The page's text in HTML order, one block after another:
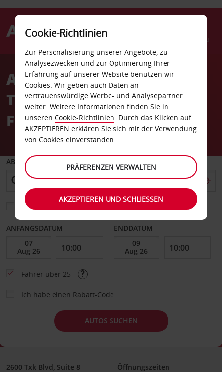
Menü
AvisAutovermietung
Texarkana Municipal
Flughafen
ABHOLEN VON
Eine andere Rückgabestation auswählen
ANFANGSDATUM ENDDATUM
Fahrer über 25
Ich habe einen Rabatt-Code
AUTOS SUCHEN
2600 Txk Blvd, Suite 8
Öffnungszeiten
Cookie-Richtlinien
Zur Personalisierung unserer Angebote, zu
Analysezwecken und zur Optimierung Ihrer
Erfahrung auf unserer Website benutzen wir
Cookies. Wir geben auch Daten an
vertrauenswürdige Werbe- und Analysepartner
weiter. Weitere Informationen finden Sie in
unseren Cookie-Richtlinien. Durch das Klicken auf
AKZEPTIEREN erklären Sie sich mit der Verwendung
von Cookies einverstanden.
PRÄFERENZEN VERWALTEN
AKZEPTIEREN UND SCHLIESSEN